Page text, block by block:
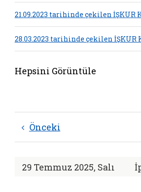
21.09.2023 tarihinde çekilen İŞKUR
28.03.2023 tarihinde çekilen İŞKUR
Hepsini Görüntüle
Önceki
29 Temmuz 2025, Salı